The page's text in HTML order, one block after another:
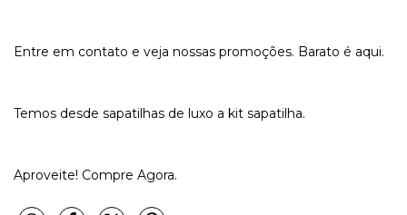
Entre em contato e veja nossas promoções. Barato é aqui.
Temos desde sapatilhas de luxo a kit sapatilha.
Aproveite! Compre Agora.